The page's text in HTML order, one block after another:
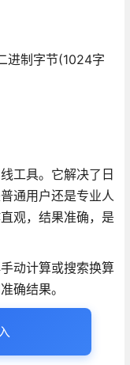
进制字节(1024字
工具。它解决了日
通用户还是专业人
观，结果准确，是
动计算或搜索换算
确结果。